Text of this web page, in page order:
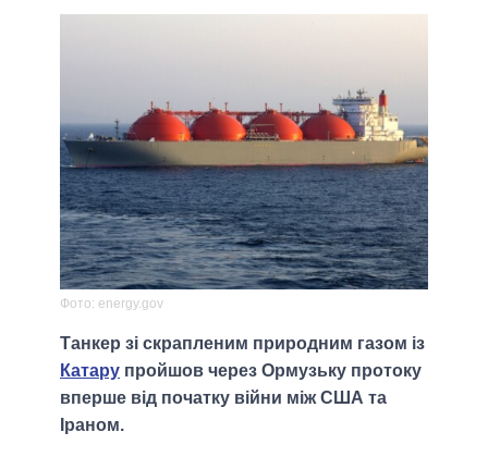
Фото: energy.gov
Танкер зі скрапленим природним газом із
Катару пройшов через Ормузьку протоку
вперше від початку війни між США та
Іраном.